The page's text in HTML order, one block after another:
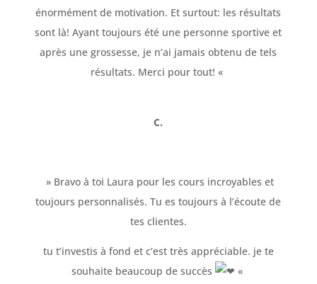
énormément de motivation. Et surtout: les résultats
sont là! Ayant toujours été une personne sportive et
après une grossesse, je n’ai jamais obtenu de tels
résultats. Merci pour tout! «
C.
» Bravo à toi Laura pour les cours incroyables et
toujours personnalisés. Tu es toujours à l’écoute de
tes clientes.
tu t’investis à fond et c’est très appréciable. je te
souhaite beaucoup de succès
«